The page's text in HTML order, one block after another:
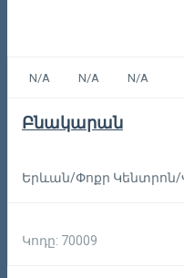
N/A N/A N/A
Բնակարան
Երևան/Փոքր
Կոդը: 70009